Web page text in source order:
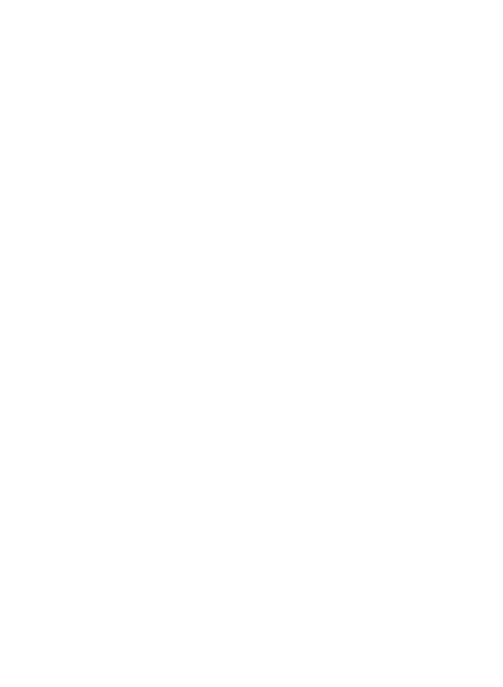
Мы даем бесплатную консультацию по
. Любой заказ оформляется строго с
момент